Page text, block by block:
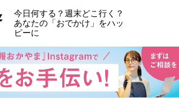
今日何する？週末どこ行く？
あなたの「おでかけ」をハッ
ピーに